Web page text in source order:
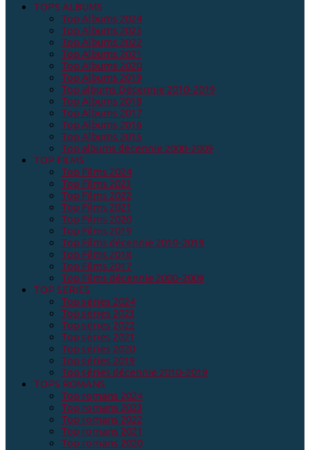
TOPS ALBUMS
Top Albums 2024
Top Albums 2023
Top Albums 2022
Top Albums 2021
Top Albums 2020
Top Albums 2019
Top albums Décennie 2010-2019
Top Albums 2018
Top Albums 2017
Top Albums 2016
Top Albums 2015
Top albums décennie 2000-2009
TOP FILMS
Top Films 2024
Top Films 2023
Top Films 2022
Top Films 2021
Top Films 2020
Top Films 2019
Top Films décennie 2010-2019
Top Films 2018
Top Films 2017
Top Films décennie 2000-2009
TOP SERIES
Top séries 2024
Top séries 2023
Top séries 2022
Top séries 2021
Top séries 2020
Top séries 2019
Top séries décennie 2010-2019
TOPS ROMANS
Top romans 2024
Top romans 2023
Top romans 2022
Top romans 2021
Top romans 2020